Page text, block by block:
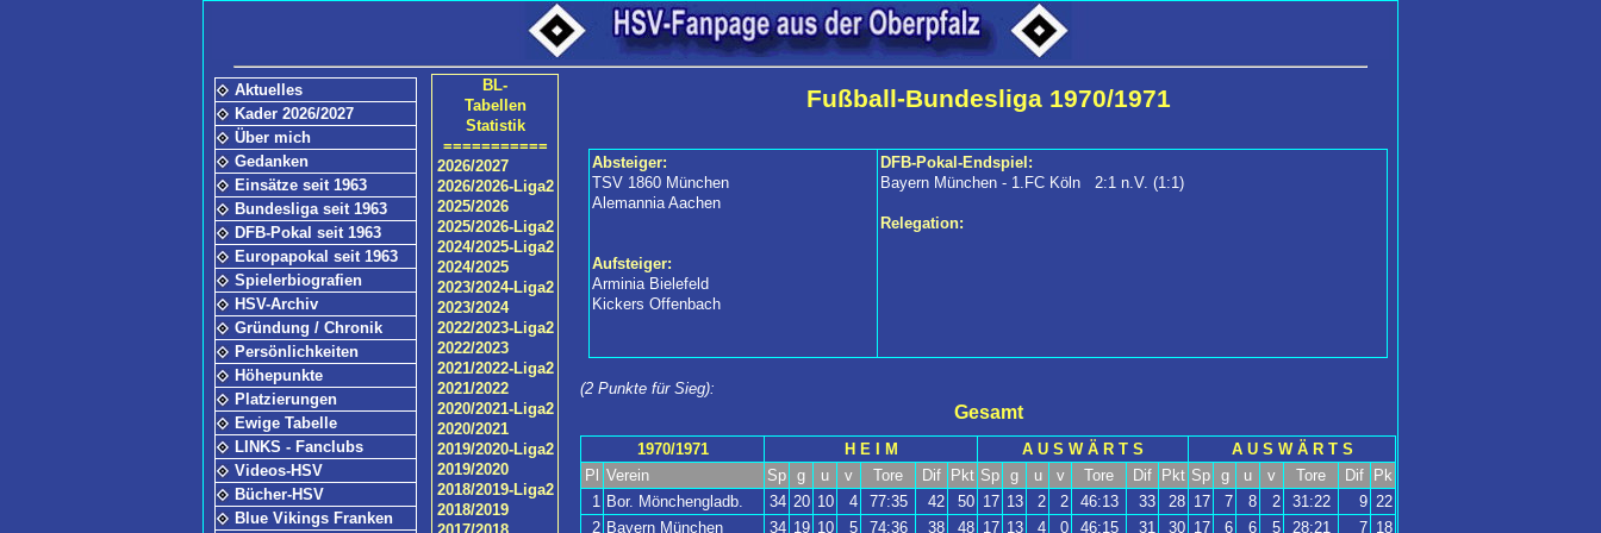
Aktuelles
Kader 2026/2027
Über mich
Gedanken
Einsätze seit 1963
Bundesliga seit 1963
DFB-Pokal seit 1963
Europapokal seit 1963
Spielerbiografien
HSV-Archiv
Gründung / Chronik
Persönlichkeiten
Höhepunkte
Platzierungen
Ewige Tabelle
LINKS - Fanclubs
Videos-HSV
Bücher-HSV
Blue Vikings Franken
Fußball-Bundesliga 1970/1971
Absteiger:
TSV 1860 München
Alemannia Aachen
Aufsteiger:
Arminia Bielefeld
Kickers Offenbach
DFB-Pokal-Endspiel:
Bayern München - 1.FC Köln 2:1 n.V. (1:1)
Relegation:
(2 Punkte für Sieg):
Gesamt
1970/1971 H E I M A U S W Ä R T S
A U S W Ä R T S
Pl Verein Sp g u v Tore Dif Pkt Sp g u v Tore Dif Pkt Sp g u v Tore Dif Pk
1 Bor. Mönchengladb. 34 20 10 4 77:35 42 50 17 13 2 2 46:13 33 28 17 7 8 2 31:22 9 22
2 Bayern München 34 19 10 5 74:36 38 48 17 13 4 0 46:15 31 30 17 6 6 5 28:21 7 18
BL-
Tabellen
Statistik
===========
2026/2027
2026/2026-Liga2
2025/2026
2025/2026-Liga2
2024/2025-Liga2
2024/2025
2023/2024-Liga2
2023/2024
2022/2023-Liga2
2022/2023
2021/2022-Liga2
2021/2022
2020/2021-Liga2
2020/2021
2019/2020-Liga2
2019/2020
2018/2019-Liga2
2018/2019